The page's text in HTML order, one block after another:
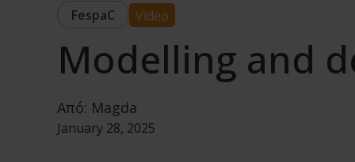
FespaC Video
Modelling and
Από: Magda
January 28, 2025